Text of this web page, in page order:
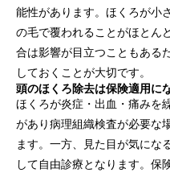
能性があります。ほくろが小
の毛で覆われることがほとん
合は影響が目立つこともある
しておくことが大切です。
頭のほくろ除去は保険適用に
ほくろが炎症・出血・痛みを
があり病理組織検査が必要な
ます。一方、見た目が気にな
して自由診療となります。保